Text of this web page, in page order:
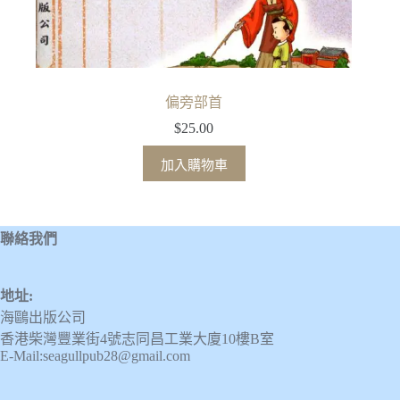
偏旁部首
$25.00
加入購物車
聯絡我們
地址:
海鷗出版公司
香港柴灣豐業街4號志同昌工業大廈10樓B室
E-Mail:seagullpub28@gmail.com